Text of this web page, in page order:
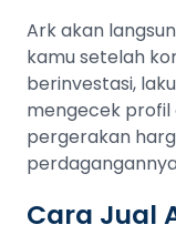
Ark akan
kamu setelah
berinvestasi,
mengecek profil
pergerakan
Cara Jual